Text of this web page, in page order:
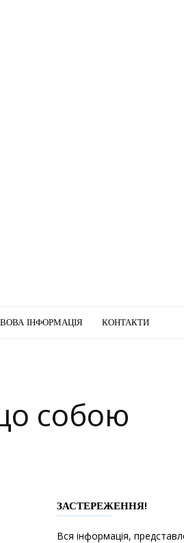
ІНФОРМАЦІЯ КОНТАКТИ
собою
ЗАСТЕРЕЖЕННЯ!
Вся інформація,